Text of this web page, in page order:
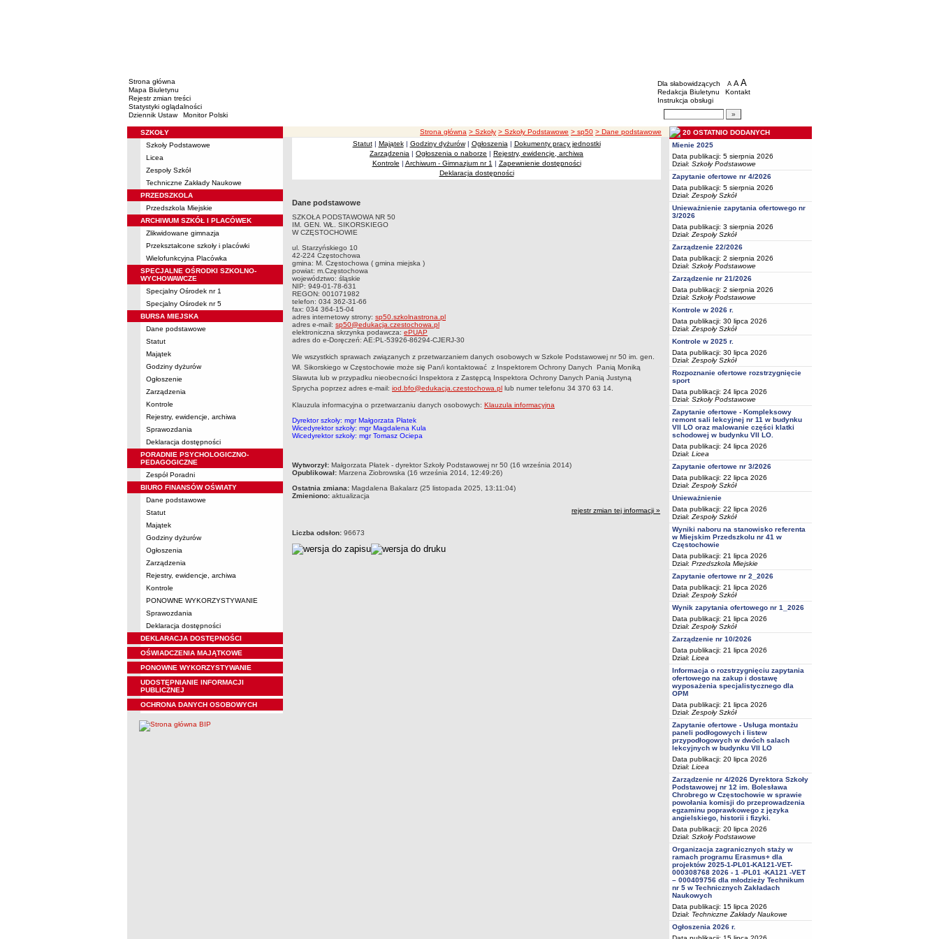
Strona główna
Mapa Biuletynu
Rejestr zmian treści
Statystyki oglądalności
Dziennik Ustaw
Monitor Polski
BIP - Oświata Częstochowa
Menu dodatkowe
Dla słabowidzących A pomniejsz czcionkę
A standardowy rozmiar czcionki
A
Redakcja Biuletynu
Kontakt
Instrukcja obsługi
Wyszukiwarka artykułów
Menu
SZKOŁY
Szkoły Podstawowe
Licea
Zespoły Szkół
Techniczne Zakłady Naukowe
PRZEDSZKOLA
Przedszkola Miejskie
ARCHIWUM SZKÓŁ I PLACÓWEK
Zlikwidowane gimnazja
Przekształcone szkoły i placówki
Wielofunkcyjna Placówka
SPECJALNE OŚRODKI SZKOLNO-
WYCHOWAWCZE
Specjalny Ośrodek nr 1
Specjalny Ośrodek nr 5
BURSA MIEJSKA
Dane podstawowe
Statut
Majątek
Godziny dyżurów
Ogłoszenie
Zarządzenia
Kontrole
Rejestry, ewidencje, archiwa
Sprawozdania
Deklaracja dostępności
PORADNIE PSYCHOLOGICZNO-
PEDAGOGICZNE
Zespół Poradni
BIURO FINANSÓW OŚWIATY
Dane podstawowe
Statut
Majątek
Godziny dyżurów
Ogłoszenia
Zarządzenia
Rejestry, ewidencje, archiwa
Kontrole
PONOWNE WYKORZYSTYWANIE
Sprawozdania
Deklaracja dostępności
DEKLARACJA DOSTĘPNOŚCI
OŚWIADCZENIA MAJĄTKOWE
PONOWNE WYKORZYSTYWANIE
UDOSTĘPNIANIE INFORMACJI
PUBLICZNEJ
OCHRONA DANYCH OSOBOWYCH
ścieżka nawigacji
Strona główna > Szkoły > Szkoły Podstawowe > sp50 > Dane podstawowe
Statut| Majątek| Godziny dyżurów| Ogłoszenia | Dokumenty pracy jednostki
Zarządzenia | Ogłoszenia o naborze | Rejestry, ewidencje, archiwa
Kontrole | Archiwum - Gimnazjum nr 1 | Zapewnienie dostępności
Deklaracja dostępności
Dane podstawowe
SZKOŁA PODSTAWOWA NR 50
IM. GEN. WŁ. SIKORSKIEGO
W CZĘSTOCHOWIE
ul. Starzyńskiego 10
42-224 Częstochowa
gmina: M. Częstochowa ( gmina miejska )
powiat: m.Częstochowa
województwo: śląskie
NIP: 949-01-78-631
REGON: 001071982
telefon: 034 362-31-66
fax: 034 364-15-04
adres internetowy strony: sp50.szkolnastrona.pl
adres e-mail: sp50@edukacja.czestochowa.pl
elektroniczna skrzynka podawcza: ePUAP
adres do e-Doręczeń: AE:PL-53926-86294-CJERJ-30
We wszystkich sprawach związanych z przetwarzaniem danych osobowych w Szkole Podstawowej nr 50 im. gen.
Wł. Sikorskiego w Częstochowie może się Pan/i kontaktować z Inspektorem Ochrony Danych Panią Moniką
Sławuta lub w przypadku nieobecności Inspektora z Zastępcą Inspektora Ochrony Danych Panią Justyną
Sprycha poprzez adres e-mail: iod.bfo@edukacja.czestochowa.pl lub numer telefonu 34 370 63 14.
Klauzula informacyjna o przetwarzaniu danych osobowych: Klauzula informacyjna
Dyrektor szkoły: mgr Małgorzata Płatek
Wicedyrektor szkoły: mgr Magdalena Kula
Wicedyrektor szkoły: mgr Tomasz Ociepa
metryczka
Wytworzył: Małgorzata Płatek - dyrektor Szkoły Podstawowej nr 50 (16 września 2014)
Opublikował: Marzena Ziobrowska (16 września 2014, 12:49:26)
Ostatnia zmiana: Magdalena Bakalarz (25 listopada 2025, 13:11:04)
Zmieniono: aktualizacja
rejestr zmian tej informacji »
Liczba odsłon: 96673
20 OSTATNIO DODANYCH
Mienie 2025
Data publikacji: 5 sierpnia 2026
Dział: Szkoły Podstawowe
Zapytanie ofertowe nr 4/2026
Data publikacji: 5 sierpnia 2026
Dział: Zespoły Szkół
Unieważnienie zapytania ofertowego nr
3/2026
Data publikacji: 3 sierpnia 2026
Dział: Zespoły Szkół
Zarządzenie 22/2026
Data publikacji: 2 sierpnia 2026
Dział: Szkoły Podstawowe
Zarządzenie nr 21/2026
Data publikacji: 2 sierpnia 2026
Dział: Szkoły Podstawowe
Kontrole w 2026 r.
Data publikacji: 30 lipca 2026
Dział: Zespoły Szkół
Kontrole w 2025 r.
Data publikacji: 30 lipca 2026
Dział: Zespoły Szkół
Rozpoznanie ofertowe rozstrzygnięcie
sport
Data publikacji: 24 lipca 2026
Dział: Szkoły Podstawowe
Zapytanie ofertowe - Kompleksowy
remont sali lekcyjnej nr 11 w budynku
VII LO oraz malowanie części klatki
schodowej w budynku VII LO.
Data publikacji: 24 lipca 2026
Dział: Licea
Zapytanie ofertowe nr 3/2026
Data publikacji: 22 lipca 2026
Dział: Zespoły Szkół
Unieważnienie
Data publikacji: 22 lipca 2026
Dział: Zespoły Szkół
Wyniki naboru na stanowisko referenta
w Miejskim Przedszkolu nr 41 w
Częstochowie
Data publikacji: 21 lipca 2026
Dział: Przedszkola Miejskie
Zapytanie ofertowe nr 2_2026
Data publikacji: 21 lipca 2026
Dział: Zespoły Szkół
Wynik zapytania ofertowego nr 1_2026
Data publikacji: 21 lipca 2026
Dział: Zespoły Szkół
Zarządzenie nr 10/2026
Data publikacji: 21 lipca 2026
Dział: Licea
Informacja o rozstrzygnięciu zapytania
ofertowego na zakup i dostawę
wyposażenia specjalistycznego dla
OPM
Data publikacji: 21 lipca 2026
Dział: Zespoły Szkół
Zapytanie ofertowe - Usługa montażu
paneli podłogowych i listew
przypodłogowych w dwóch salach
lekcyjnych w budynku VII LO
Data publikacji: 20 lipca 2026
Dział: Licea
Zarządzenie nr 4/2026 Dyrektora Szkoły
Podstawowej nr 12 im. Bolesława
Chrobrego w Częstochowie w sprawie
powołania komisji do przeprowadzenia
egzaminu poprawkowego z języka
angielskiego, historii i fizyki.
Data publikacji: 20 lipca 2026
Dział: Szkoły Podstawowe
Organizacja zagranicznych staży w
ramach programu Erasmus+ dla
projektów 2025-1-PL01-KA121-VET-
000308768 2026 - 1 -PL01 -KA121 -VET
– 000409756 dla młodzieży Technikum
nr 5 w Technicznych Zakładach
Naukowych
Data publikacji: 15 lipca 2026
Dział: Techniczne Zakłady Naukowe
Ogłoszenia 2026 r.